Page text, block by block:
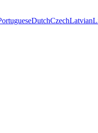
DutchCzechLatvian